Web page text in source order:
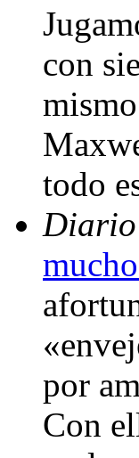
con
todo
por
Con